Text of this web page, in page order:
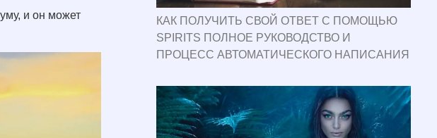
и он может
КАК ПОЛУЧИТЬ СВОЙ ОТВЕТ С ПОМОЩЬЮ
SPIRITS ПОЛНОЕ РУКОВОДСТВО И
ПРОЦЕСС АВТОМАТИЧЕСКОГО НАПИСАНИЯ